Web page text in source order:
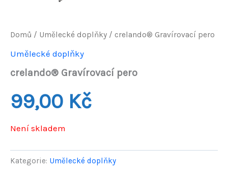
Domů / Umělecké doplňky / crelando® Gravírovací pero
Umělecké doplňky
crelando® Gravírovací pero
99,00 Kč
Není skladem
Kategorie: Umělecké doplňky